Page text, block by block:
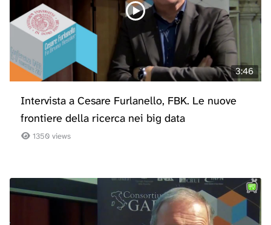
3:46
Intervista a Cesare Furlanello, FBK. Le nuove
frontiere della ricerca nei big data
1350 views